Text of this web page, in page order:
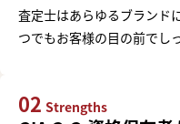
査定士はあらゆるブランド
つでもお客様の目の前でし
02 Strengths